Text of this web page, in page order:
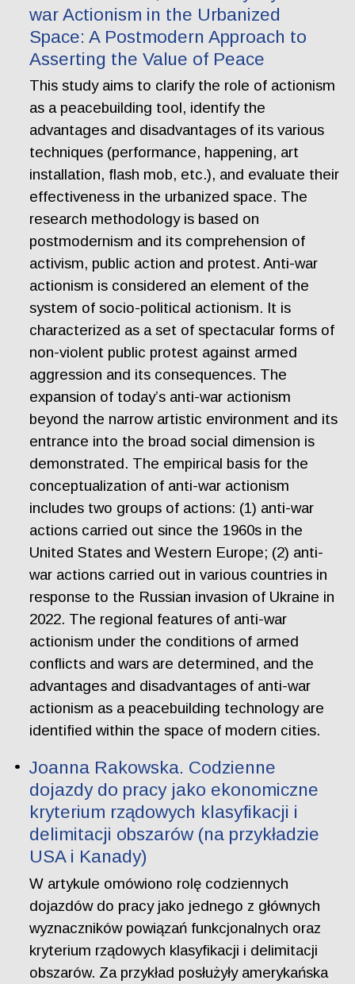
war Actionism in the Urbanized
Space: A Postmodern Approach to
Asserting the Value of Peace
This study aims to clarify the role of actionism
as a peacebuilding tool, identify the
advantages and disadvantages of its various
techniques (performance, happening, art
installation, flash mob, etc.), and evaluate their
effectiveness in the urbanized space. The
research methodology is based on
postmodernism and its comprehension of
activism, public action and protest. Anti-war
actionism is considered an element of the
system of socio-political actionism. It is
characterized as a set of spectacular forms of
non-violent public protest against armed
aggression and its consequences. The
expansion of today’s anti-war actionism
beyond the narrow artistic environment and its
entrance into the broad social dimension is
demonstrated. The empirical basis for the
conceptualization of anti-war actionism
includes two groups of actions: (1) anti-war
actions carried out since the 1960s in the
United States and Western Europe; (2) anti-
war actions carried out in various countries in
response to the Russian invasion of Ukraine in
2022. The regional features of anti-war
actionism under the conditions of armed
conflicts and wars are determined, and the
advantages and disadvantages of anti-war
actionism as a peacebuilding technology are
identified within the space of modern cities.
Joanna Rakowska. Codzienne
dojazdy do pracy jako ekonomiczne
kryterium rządowych klasyfikacji i
delimitacji obszarów (na przykładzie
USA i Kanady)
W artykule omówiono rolę codziennych
dojazdów do pracy jako jednego z głównych
wyznaczników powiązań funkcjonalnych oraz
kryterium rządowych klasyfikacji i delimitacji
obszarów. Za przykład posłużyły amerykańska